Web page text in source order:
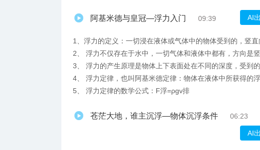
阿基米德与皇冠—浮力入门 09:39 AI
1、浮力的定义：一切浸在液体或气体中的物体受到的，竖直
2、 浮力不仅存在于水中，一切气体和液体中都有，方向是
3、 浮力的产生原理是物体上下表面处在不同的深度，受到
4、 浮力定律，也叫阿基米德定律：物体在液体中所获得的
5、 浮力定律的数学公式：F浮=ρgv排
苍茫大地，谁主沉浮—物体沉浮条件 06:23
AI